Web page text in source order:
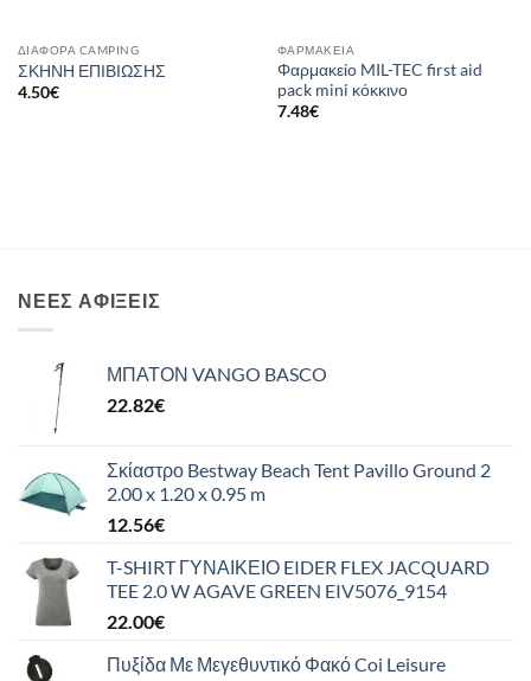
ΔΙΆΦΟΡΑ CAMPING
ΣΚΗΝΗ ΕΠΙΒΙΩΣΗΣ
4.50€
ΦΑΡΜΑΚΕΊΑ
Φαρμακείο MIL-TEC first aid
pack mini κόκκινο
7.48€
ΝΈΕΣ ΑΦΊΞΕΙΣ
ΜΠΑΤΟΝ VANGO BASCO
22.82€
Σκίαστρο Bestway Beach Tent Pavillo Ground 2
2.00 x 1.20 x 0.95 m
12.56€
T-SHIRT ΓΥΝΑΙΚΕΙΟ EIDER FLEX JACQUARD
TEE 2.0 W AGAVE GREEN EIV5076_9154
22.00€
Πυξίδα Με Μεγεθυντικό Φακό Coi Leisure